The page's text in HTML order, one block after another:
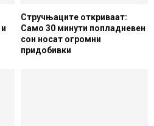
Стручњаците откриваат:
Само 30 минути попладневен
сон носат огромни
придобивки